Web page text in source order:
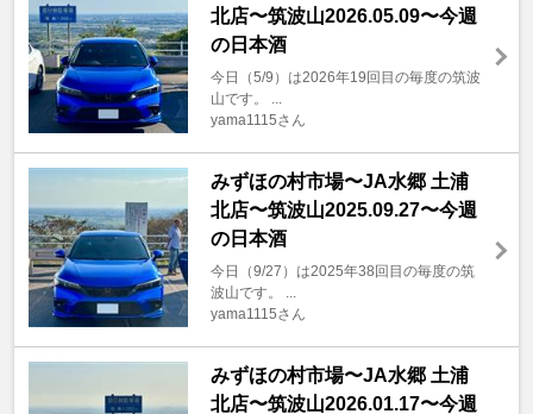
北店〜筑波山2026.05.09〜今週
の日本酒
今日（5/9）は2026年19回目の毎度の筑波
山です。 ...
yama1115さん
みずほの村市場〜JA水郷 土浦
北店〜筑波山2025.09.27〜今週
の日本酒
今日（9/27）は2025年38回目の毎度の筑
波山です。 ...
yama1115さん
みずほの村市場〜JA水郷 土浦
北店〜筑波山2026.01.17〜今週